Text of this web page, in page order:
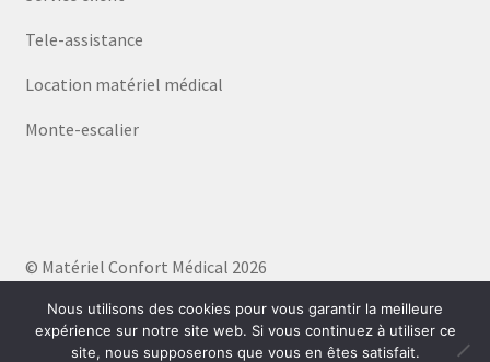
Tele-assistance
Location matériel médical
Monte-escalier
© Matériel Confort Médical 2026
Nous utilisons des cookies pour vous garantir la meilleure
expérience sur notre site web. Si vous continuez à utiliser ce
site, nous supposerons que vous en êtes satisfait.